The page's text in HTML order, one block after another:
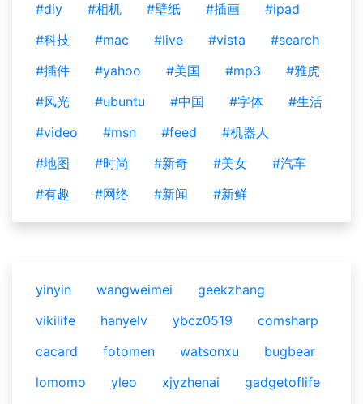
#diy
#相机 #壁纸 #插画
#ipad
#科技
#mac #live #vista
#search
#插件
#yahoo #美国 #mp3
#雅虎
#风光
#ubuntu #中国 #字体
#生活
#video
#msn #feed
#机器人
#地图
#时尚 #新奇 #美女
#汽车
#有趣
#网络 #新闻 #新鲜
yinyin wangweimei
geekzhang
vikilife
hanyelv ybcz0519
comsharp
cacard
fotomen watsonxu
bugbear
lomomo
yleo xjyzhenai
gadgetoflife